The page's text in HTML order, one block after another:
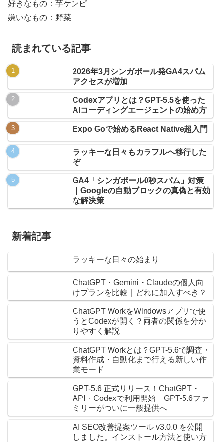
好きなもの：芋ケンピ
嫌いなもの：野菜
読まれている記事
2026年3月シンガポール発GA4スパム
アクセスが増加
Codexアプリとは？GPT-5.5を使った
AIコーディングエージェントの始め方
Expo Goで始めるReact Native超入門
ラッキーな日々もカラフルへ移行した
ぞ
GA4「シンガポール0秒スパム」対策
｜Googleの自動ブロックの真偽と有効
な解決策
新着記事
ラッキーな日々の始まり
ChatGPT・Gemini・Claudeの個人向
けプランを比較｜どれに加入すべき？
ChatGPT WorkをWindowsアプリで使
うとCodexが開く？両者の関係を分か
りやすく解説
ChatGPT Workとは？GPT-5.6で調査・
資料作成・自動化まで行える新しい作
業モード
GPT-5.6 正式リリース！ChatGPT・
API・Codexで利用開始 GPT-5.6ファ
ミリーがついに一般提供へ
AI SEO改善提案ツール v3.0.0 を公開
しました。インストール方法と使い方